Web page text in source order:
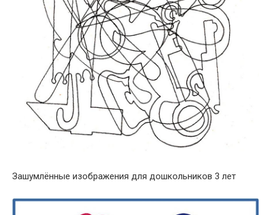
Зашумлённые изображения для дошкольников 3 лет